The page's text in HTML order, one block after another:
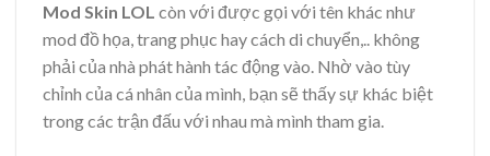
Mod Skin LOL còn với được gọi với tên khác như
mod đồ họa, trang phục hay cách di chuyển,.. không
phải của nhà phát hành tác động vào. Nhờ vào tùy
chỉnh của cá nhân của mình, bạn sẽ thấy sự khác biệt
trong các trận đấu với nhau mà mình tham gia.